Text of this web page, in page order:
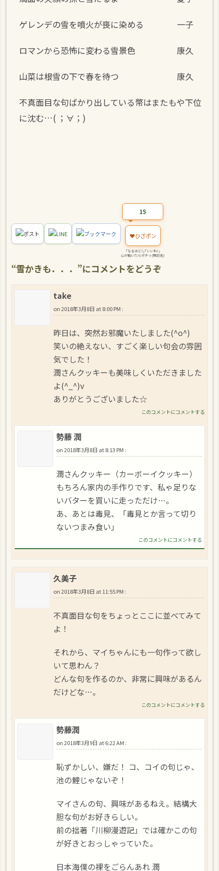
ゲレンデの雪を噴火が喪に染める 一子
ロマンから恐怖に変わる雪景色 康久
山菜は根雪の下で春を待つ 康久
不真面目な句ばかり出している幣はまたもや下位
に沈む…( ；∀；)
ポスト LINE ブックマーク
15
❤️ひざポン
｢なるほど!｣｢いいね!｣
心が動いたらポチっ(無記名)
“雪かきも．．． ”にコメントをどうぞ
take
on2018年3月8日 at 8:00 PM :
昨日は、突然お邪魔いたしました(^o^)
笑いの絶えない、すごく楽しい句会の雰囲
気でした！
潤さんクッキーも美味しくいただきました
よ(^_^)v
ありがとうございました☆
このコメントにコメントする
勢藤 潤
on2018年3月8日 at 8:13 PM :
潤さんクッキー（カーボーイクッキー）
もちろん家内の手作りです、私ゃ足りな
いバターを買いに走っただけ…。
あ、あとは毒見、「毒見とか言って切り
ないつまみ食い」
このコメントにコメントする
久美子
on2018年3月8日 at 11:55 PM :
不真面目な句をちょっとここに並べてみて
よ！
それから、マイちゃんにも一句作って欲し
いて思わん？
どんな句を作るのか、非常に興味があるん
だけどな…。
このコメントにコメントする
勢藤潤
on2018年3月9日 at 6:22 AM :
恥ずかしい、嫌だ！ コ、コイの句じゃ、
池の鯉じゃないぞ！
マイさんの句、興味があるねえ。結構大
胆な句がお好きらしい。
前の拙著「川柳漫遊記」では確かこの句
が好きとおっしゃっていた。
日本海僕の裸をごらんあれ 潤